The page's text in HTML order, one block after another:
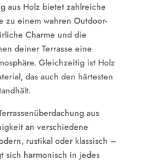
aus Holz bietet zahlreiche
zu einem wahren Outdoor-
Charme und die
deiner Terrasse eine
Gleichzeitig ist Holz
das auch den härtesten
aus
an verschiedene
rustikal oder klassisch –
sich harmonisch in jedes